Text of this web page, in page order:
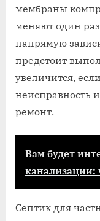
мембраны
меняют один раз
напрямую
предстоит
увеличится,
неисправность
ремонт.
Вам будет
канализации:
Септик для